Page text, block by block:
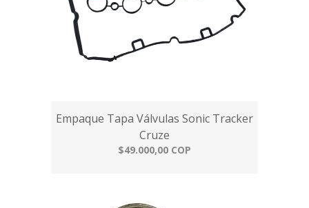
Empaque Tapa Válvulas Sonic Tracker
Cruze
$49.000,00 COP